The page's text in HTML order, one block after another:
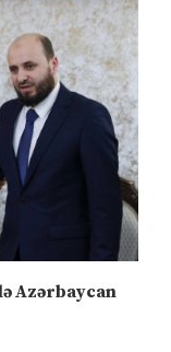
Azərbaycan